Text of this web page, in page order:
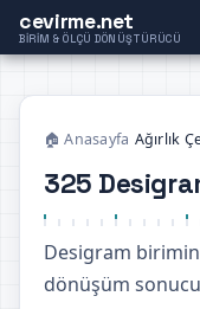
cevirme.net
BIRIM & ÖLÇÜ DÖNÜŞTÜRÜCÜ
🏠 Anasayfa Ağırlık
325
Desigram
dönüşüm